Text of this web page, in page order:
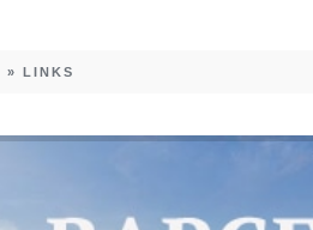
» LINKS